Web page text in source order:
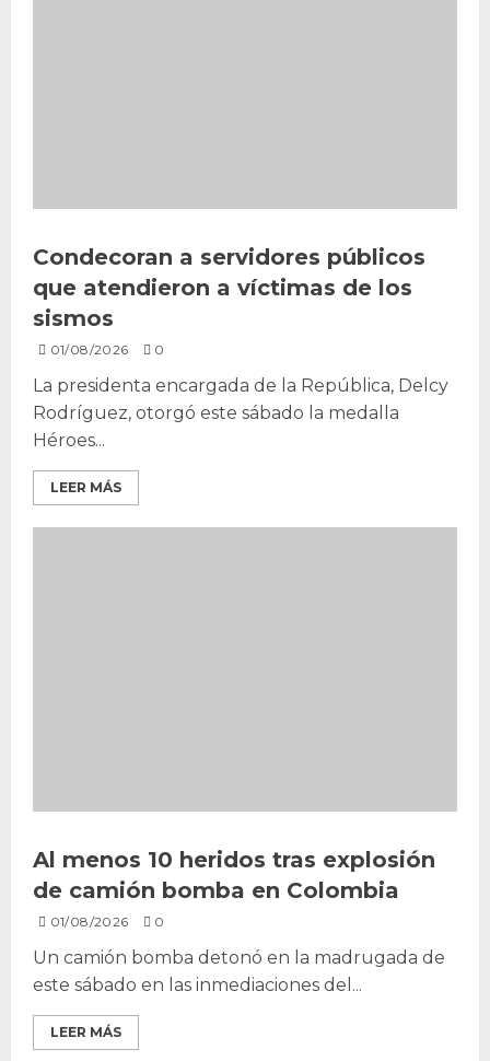
Condecoran a servidores públicos
que atendieron a víctimas de los
sismos
01/08/2026 0
La presidenta encargada de la República, Delcy
Rodríguez, otorgó este sábado la medalla
Héroes...
LEER MÁS
Al menos 10 heridos tras explosión
de camión bomba en Colombia
01/08/2026 0
Un camión bomba detonó en la madrugada de
este sábado en las inmediaciones del...
LEER MÁS